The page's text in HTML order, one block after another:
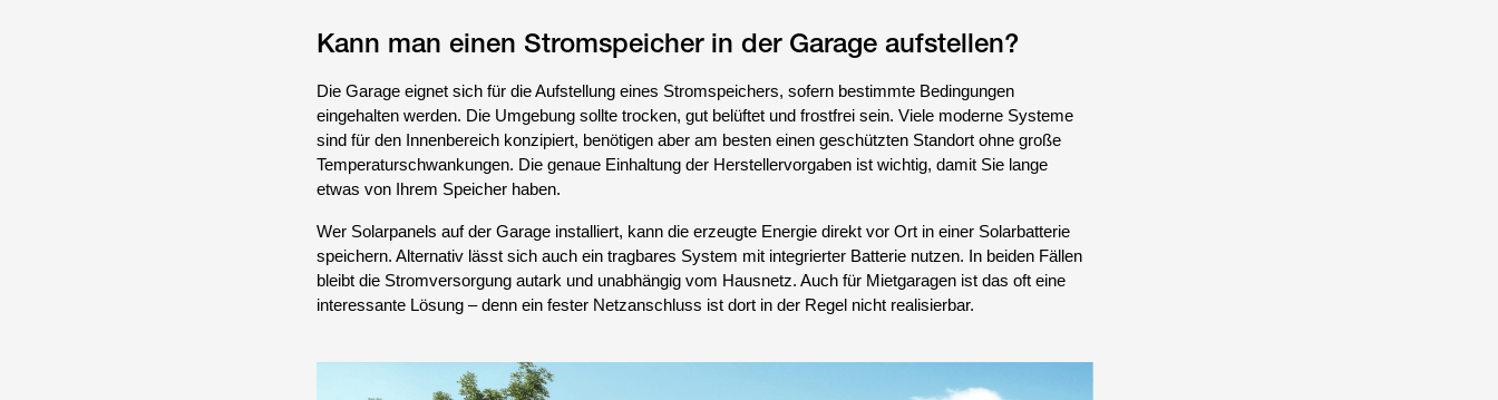
Kann man einen Stromspeicher in der Garage aufstellen?
Die Garage eignet sich für die Aufstellung eines Stromspeichers, sofern bestimmte Bedingungen
eingehalten werden. Die Umgebung sollte trocken, gut belüftet und frostfrei sein. Viele moderne Systeme
sind für den Innenbereich konzipiert, benötigen aber am besten einen geschützten Standort ohne große
Temperaturschwankungen. Die genaue Einhaltung der Herstellervorgaben ist wichtig, damit Sie lange
etwas von Ihrem Speicher haben.
Wer Solarpanels auf der Garage installiert, kann die erzeugte Energie direkt vor Ort in einer Solarbatterie
speichern. Alternativ lässt sich auch ein tragbares System mit integrierter Batterie nutzen. In beiden Fällen
bleibt die Stromversorgung autark und unabhängig vom Hausnetz. Auch für Mietgaragen ist das oft eine
interessante Lösung – denn ein fester Netzanschluss ist dort in der Regel nicht realisierbar.